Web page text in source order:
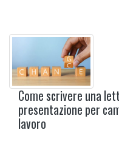
Come scrivere una
presentazione per
lavoro